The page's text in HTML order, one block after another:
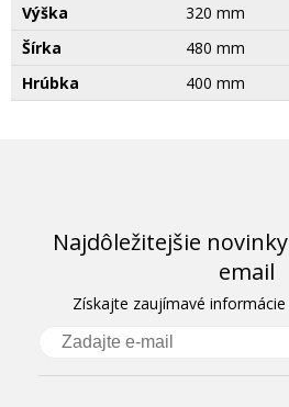
Výška
320 mm
Šírka
480 mm
Hrúbka
400 mm
Najdôležitejšie
email
Získajte zaujímavé